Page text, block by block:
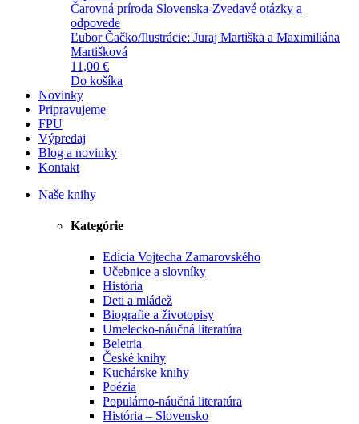
Čarovná príroda Slovenska-Zvedavé otázky a
odpovede
Ľubor Čačko/Ilustrácie: Juraj Martiška a Maximiliána
Martišková
11,00 €
Do košíka
Novinky
Pripravujeme
FPU
Výpredaj
Blog a novinky
Kontakt
Naše knihy
Kategórie
Edícia Vojtecha Zamarovského
Učebnice a slovníky
História
Deti a mládež
Biografie a životopisy
Umelecko-náučná literatúra
Beletria
České knihy
Kuchárske knihy
Poézia
Populárno-náučná literatúra
História – Slovensko